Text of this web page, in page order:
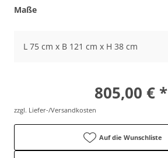
Maße
L 75 cm x B 121 cm x H 38 cm
805,00 € *
zzgl. Liefer-/Versandkosten
Auf die Wunschliste